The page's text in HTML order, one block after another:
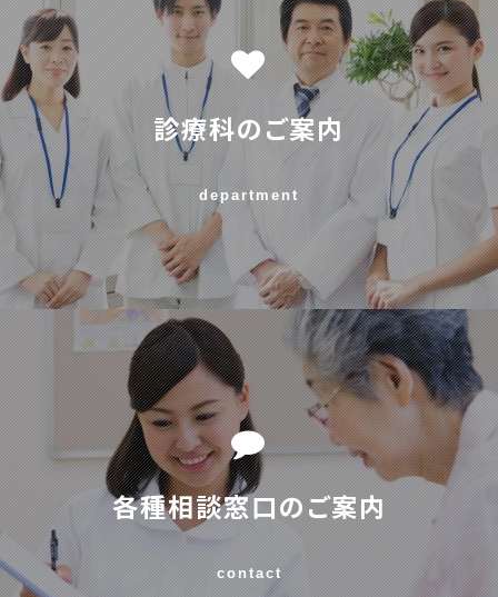
診療科のご案内
department
各種相談窓口のご案内
contact